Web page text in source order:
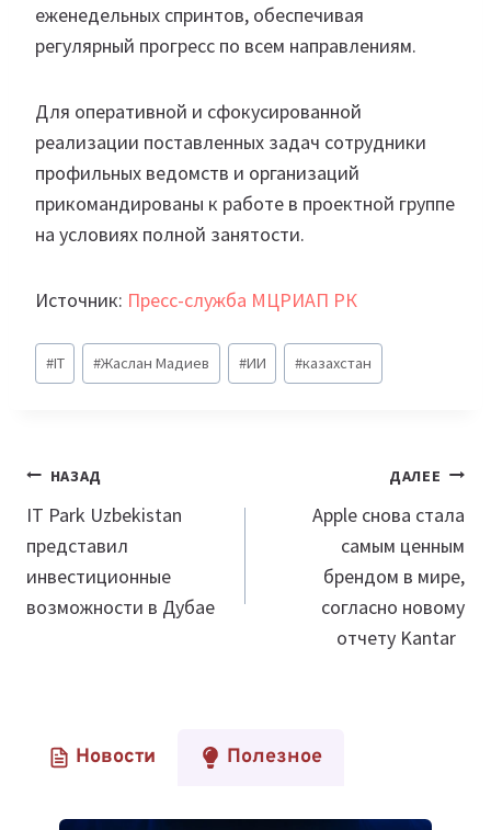
еженедельных спринтов, обеспечивая
регулярный прогресс по всем направлениям.
Для оперативной и сфокусированной
реализации поставленных задач сотрудники
профильных ведомств и организаций
прикомандированы к работе в проектной группе
на условиях полной занятости.
Источник: Пресс-служба МЦРИАП РК
Метки
записи:
#IT #Жаслан Мадиев #ИИ #казахстан
Навигация
по
записям
НАЗАД
IT Park Uzbekistan
представил
инвестиционные
возможности в Дубае
ДАЛЕЕ
Apple снова стала
самым ценным
брендом в мире,
согласно новому
отчету Kantar
Новости Полезное